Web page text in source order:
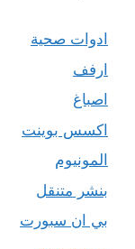
ادوات صحية
ارفف
اصباغ
اكسس بوينت
المونيوم
بنشر متنقل
بي ان سبورت